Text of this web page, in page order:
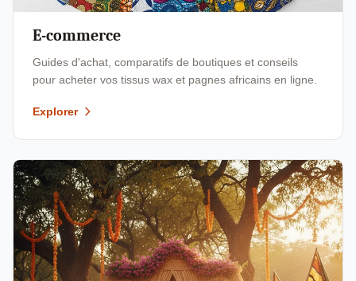
E-commerce
Guides d'achat, comparatifs de boutiques et conseils
pour acheter vos tissus wax et pagnes africains en ligne.
Explorer